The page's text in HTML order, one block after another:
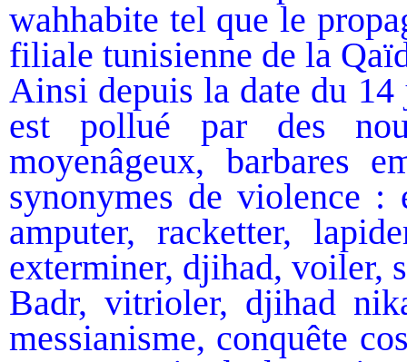
wahhabite tel que le
filiale tunisienne de la
Ainsi depuis la date du
est pollué par des
moyenâgeux, barbares
synonymes de violence :
amputer, racketter,
exterminer, djihad, voiler,
Badr, vitrioler, djihad
messianisme, conquête